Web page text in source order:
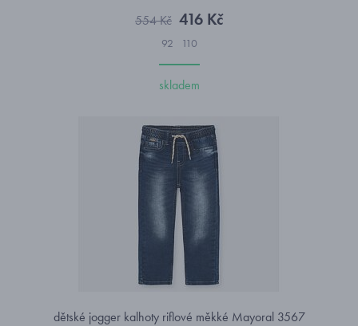
554 Kč 416 Kč
92 110
skladem
dětské jogger kalhoty riflové měkké Mayoral 3567